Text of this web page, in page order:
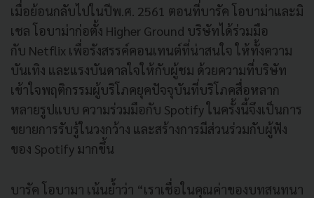
เมื่อย้อนกลับไปในปีพ.ศ. 2561 ตอนที่บารัค โอบาม่าและมิ
เชล โอบาม่าก่อตั้ง Higher Ground บริษัทได้ร่วมมือ
กับ Netflix เพื่อรังสรรค์คอนเทนต์ที่น่าสนใจ ให้ทั้งความ
บันเทิง และแรงบันดาลใจให้กับผู้ชม ด้วยความที่บริษัท
เข้าใจพฤติกรรมผู้บริโภคยุคปัจจุบันที่บริโภคสื่อหลาก
หลายรูปแบบ ความร่วมมือกับ Spotify ในครั้งนี้จึงเป็นการ
ขยายการรับรู้ในวงกว้าง และสร้างการมีส่วนร่วมกับผู้ฟัง
ของ Spotify มากขึ้น
บารัค โอบามา เน้นย้ำว่า “เราเชื่อในคุณค่าของบทสนทนา